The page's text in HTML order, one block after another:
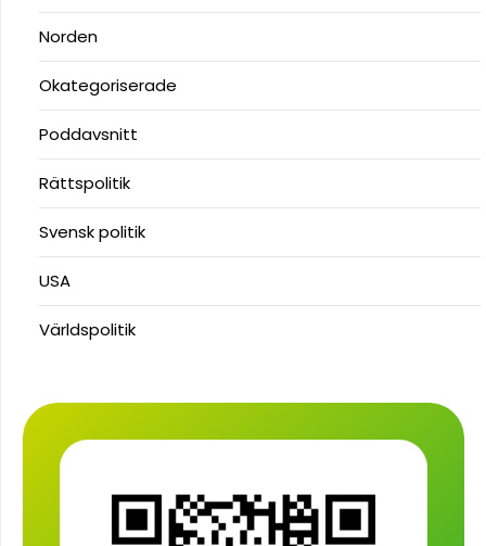
Norden
Okategoriserade
Poddavsnitt
Rättspolitik
Svensk politik
USA
Världspolitik